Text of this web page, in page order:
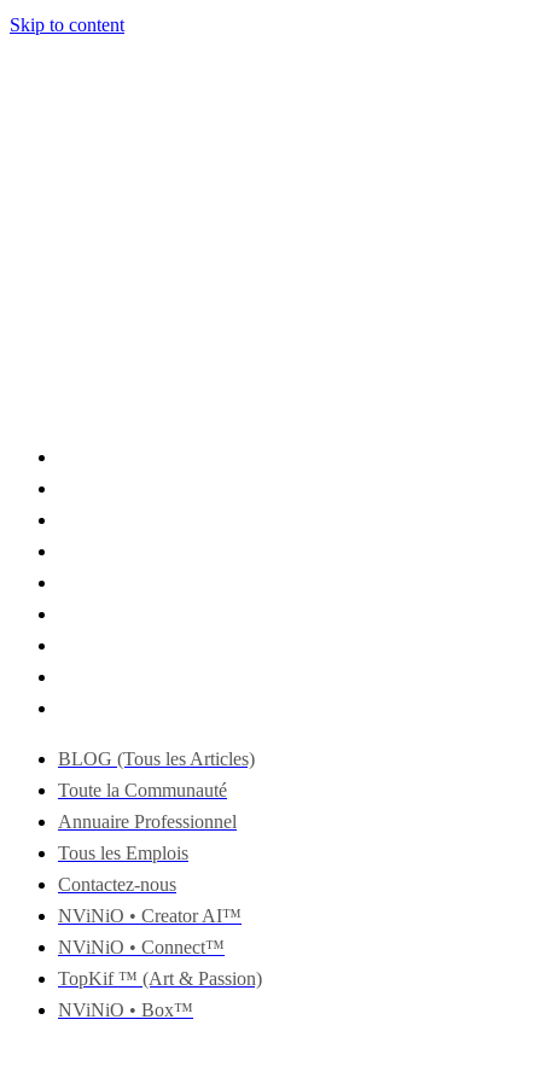
Skip to content
BLOG (Tous les Articles)
Toute la Communauté
Annuaire Professionnel
Tous les Emplois
Contactez-nous
NViNiO • Creator AI™
NViNiO • Connect™
TopKif ™ (Art & Passion)
NViNiO • Box™